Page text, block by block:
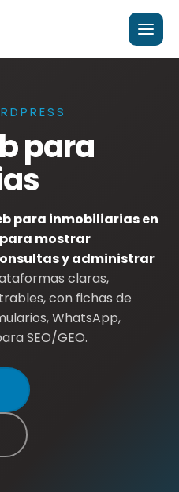
en WordPress, con
para
para inmobiliarias en
mostrar
y administrar
claras,
con fichas de
WhatsApp,
SEO/GEO.